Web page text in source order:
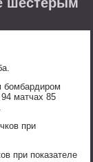
шестерым
бомбардиром
матчах 85
при
при показателе